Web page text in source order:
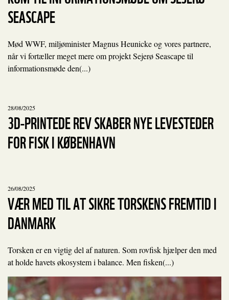
SEASCAPE
Mød WWF, miljøminister Magnus Heunicke og vores partnere,
når vi fortæller meget mere om projekt Sejerø Seascape til
informationsmøde den(...)
28/08/2025
3D-PRINTEDE REV SKABER NYE LEVESTEDER
FOR FISK I KØBENHAVN
26/08/2025
VÆR MED TIL AT SIKRE TORSKENS FREMTID I
DANMARK
Torsken er en vigtig del af naturen. Som rovfisk hjælper den med
at holde havets økosystem i balance. Men fisken(...)